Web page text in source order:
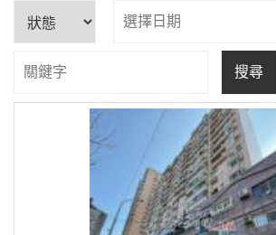
搜尋
開
標
底
價
坪
數
類
型
件
狀
態